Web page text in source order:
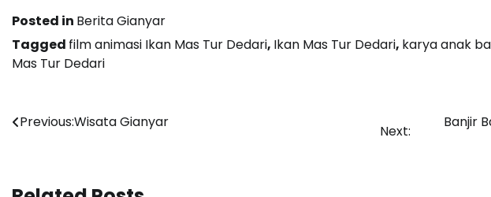
Posted in Berita Gianyar
Tagged film animasi Ikan Mas Tur Dedari, Ikan Mas Tur Dedari, karya anak
Mas Tur Dedari
Post
Previous:Wisata Gianyar
Next:
Banjir